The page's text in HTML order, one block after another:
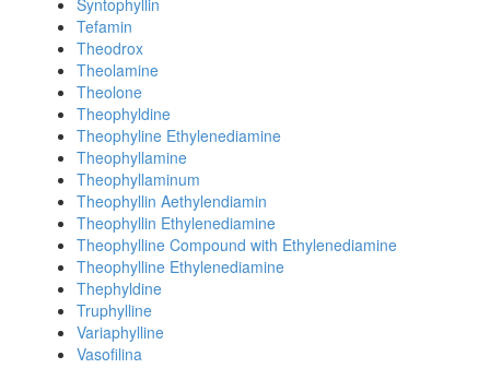
Syntophyllin
Tefamin
Theodrox
Theolamine
Theolone
Theophyldine
Theophyline Ethylenediamine
Theophyllamine
Theophyllaminum
Theophyllin Aethylendiamin
Theophyllin Ethylenediamine
Theophylline Compound with Ethylenediamine
Theophylline Ethylenediamine
Thephyldine
Truphylline
Variaphylline
Vasofilina